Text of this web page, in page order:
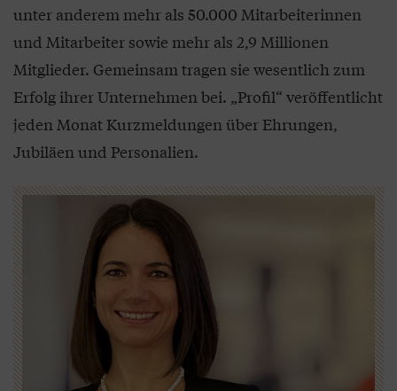
unter anderem mehr als 50.000 Mitarbeiterinnen
und Mitarbeiter sowie mehr als 2,9 Millionen
Mitglieder. Gemeinsam tragen sie wesentlich zum
Erfolg ihrer Unternehmen bei. „Profil“ veröffentlicht
jeden Monat Kurzmeldungen über Ehrungen,
Jubiläen und Personalien.